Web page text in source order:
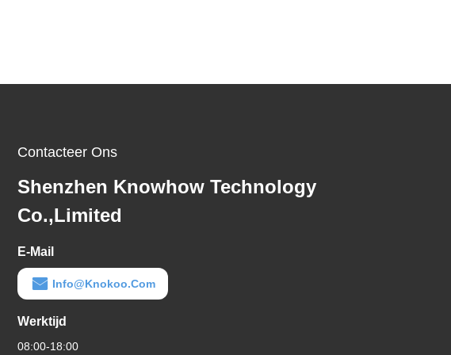
Contacteer Ons
Shenzhen Knowhow Technology
Co.,limited
E-Mail
Info@knokoo.com
Werktijd
08:00-18:00